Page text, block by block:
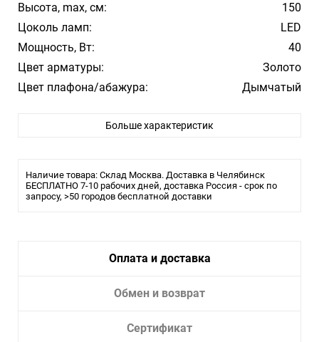
Высота, max, см:
150
Цоколь ламп:
LED
Мощность, Вт:
40
Цвет арматуры:
Золото
Цвет плафона/абажура:
Дымчатый
Больше характеристик
Наличие товара: Склад Москва. Доставка в Челябинск
БЕСПЛАТНО 7-10 рабочих дней, доставка Россия - срок по
запросу, >50 городов бесплатной доставки
Оплата и доставка
Обмен и возврат
Сертификат